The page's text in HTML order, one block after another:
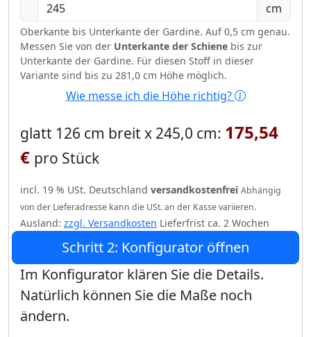
cm
Oberkante bis Unterkante der Gardine. Auf 0,5 cm genau.
Messen Sie von der Unterkante der Schiene bis zur
Unterkante der Gardine. Für diesen Stoff in dieser
Variante sind bis zu 281,0 cm Höhe möglich.
Wie messe ich die Höhe richtig?
glatt 126 cm breit x 245,0 cm: 175,54
€ pro Stück
incl. 19 % USt. Deutschland versandkostenfrei Abhängig
von der Lieferadresse kann die USt. an der Kasse variieren.
Ausland: zzgl. Versandkosten Lieferfrist ca. 2 Wochen
Schritt 2: Konfigurator öffnen
Im Konfigurator klären Sie die Details.
Natürlich können Sie die Maße noch
ändern.